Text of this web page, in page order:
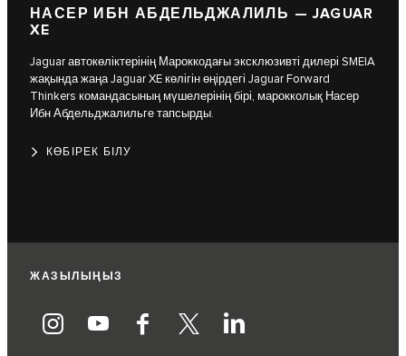
НАСЕР ИБН АБДЕЛЬДЖАЛИЛЬ — JAGUAR
XE
Jaguar автокөліктерінің Мароккодағы эксклюзивті дилері SMEIA
жақында жаңа Jaguar XE көлігін өңірдегі Jaguar Forward
Thinkers командасының мүшелерінің бірі, марокколық Насер
Ибн Абдельджалильге тапсырды.
КӨБІРЕК БІЛУ
ЖАЗЫЛЫҢЫЗ